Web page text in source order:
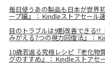
毎日使うあの製品も日本が世界
ープ編』： Kindleストアセール
目のトラブルは9割改善できる
みがえる7つの視力回復法』：
10歳若返る究極レシピ『老化物
グのすすめ』： Kindleストアセ